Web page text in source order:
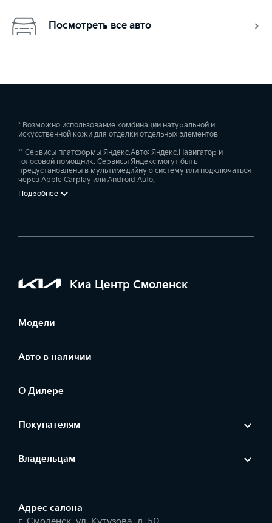
Посмотреть все авто
* Возможно использование комбинации натуральной и
искусственной кожи для отделки отдельных элементов
** Сервисы платформы Яндекс.Авто: Яндекс.Навигатор и
голосовой помощник. Сервисы Яндекс могут быть
предустановлены в мультимедийную систему или подключаться
через Apple Carplay или Android Auto.
Подробнее
Киа Центр Смоленск
Модели
Авто в наличии
О Дилере
Покупателям
Владельцам
Адрес салонa